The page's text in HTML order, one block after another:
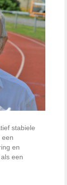
stabiele
een
en
een